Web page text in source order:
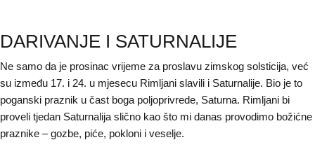
DARIVANJE I SATURNALIJE
Ne samo da je prosinac vrijeme za proslavu zimskog solsticija, već
su između 17. i 24. u mjesecu Rimljani slavili i Saturnalije. Bio je to
poganski praznik u čast boga poljoprivrede, Saturna. Rimljani bi
proveli tjedan Saturnalija slično kao što mi danas provodimo božićne
praznike – gozbe, piće, pokloni i veselje.